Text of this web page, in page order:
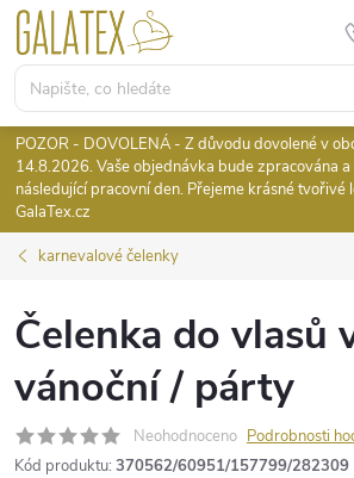
Přejít
obsah
POZOR - DOVOLENÁ - Z důvodu dovolené v
14.8.2026. Vaše objednávka bude zpracována a
následující pracovní den. Přejeme krásné tvořivé
GalaTex.cz
karnevalové čelenky
Čelenka do vlasů
vánoční / párty
Neohodnoceno Podrobnosti
Kód produktu: 370562/60951/157799/282309